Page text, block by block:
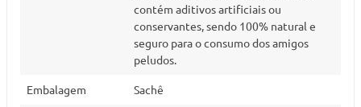
contém aditivos artificiais ou
conservantes, sendo 100% natural e
seguro para o consumo dos amigos
peludos.
Embalagem Sachê